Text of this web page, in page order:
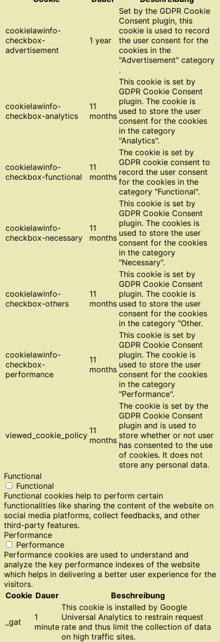
cookielawinfo-
checkbox-
advertisement
1 year
Set by the GDPR Cookie
Consent plugin, this
cookie is used to record
the user consent for the
cookies in the
"Advertisement" category
.
cookielawinfo-
checkbox-analytics
11
months
This cookie is set by
GDPR Cookie Consent
plugin. The cookie is
used to store the user
consent for the cookies
in the category
"Analytics".
cookielawinfo-
checkbox-functional
11
months
The cookie is set by
GDPR cookie consent to
record the user consent
for the cookies in the
category "Functional".
cookielawinfo-
checkbox-necessary
11
months
This cookie is set by
GDPR Cookie Consent
plugin. The cookies is
used to store the user
consent for the cookies
in the category
"Necessary".
cookielawinfo-
checkbox-others
11
months
This cookie is set by
GDPR Cookie Consent
plugin. The cookie is
used to store the user
consent for the cookies
in the category "Other.
cookielawinfo-
checkbox-
performance
11
months
This cookie is set by
GDPR Cookie Consent
plugin. The cookie is
used to store the user
consent for the cookies
in the category
"Performance".
viewed_cookie_policy 11
months
The cookie is set by the
GDPR Cookie Consent
plugin and is used to
store whether or not user
has consented to the use
of cookies. It does not
store any personal data.
Functional
Functional
Functional cookies help to perform certain
functionalities like sharing the content of the website on
social media platforms, collect feedbacks, and other
third-party features.
Performance
Performance
Performance cookies are used to understand and
analyze the key performance indexes of the website
which helps in delivering a better user experience for the
visitors.
Cookie Dauer Beschreibung
_gat
1
minute
This cookie is installed by Google
Universal Analytics to restrain request
rate and thus limit the collection of data
on high traffic sites.